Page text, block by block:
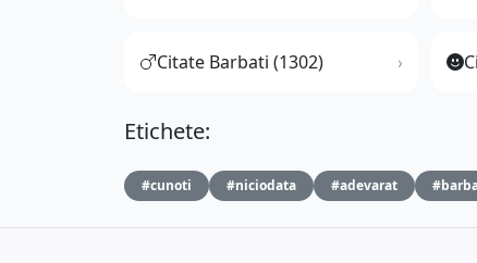
Citate Barbati (1302)
Etichete:
#cunoti #niciodata #adevarat